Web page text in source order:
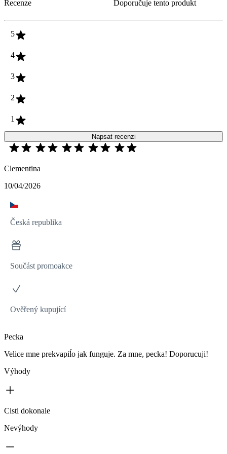
Recenze
Doporučuje tento produkt
5
4
3
2
1
Napsat recenzi
Clementina
10/04/2026
Česká republika
Součást promoakce
Ověřený kupující
Pecka
Velice mne prekvapiĺo jak funguje. Za mne, pecka! Doporucuji!
Výhody
Cisti dokonale
Nevýhody